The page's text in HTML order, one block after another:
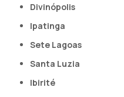
Divinópolis
Ipatinga
Sete Lagoas
Santa Luzia
Ibirité